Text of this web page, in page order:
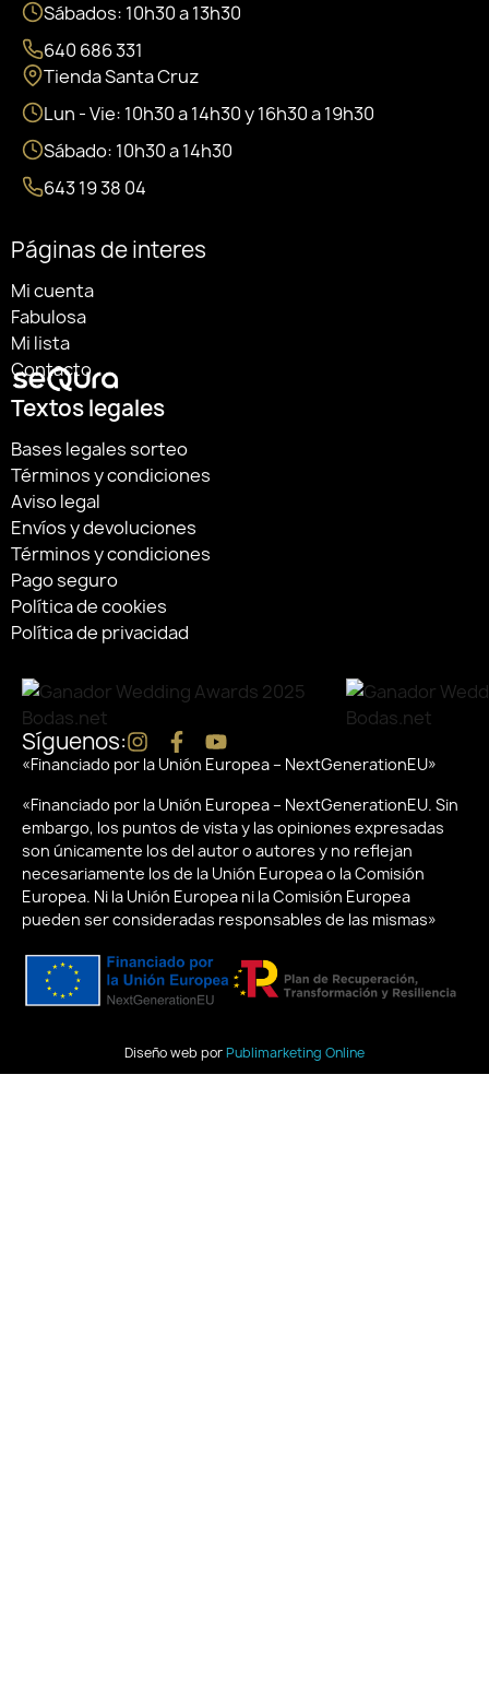
Sábados: 10h30 a 13h30
640 686 331
Tienda Santa Cruz
Lun - Vie: 10h30 a 14h30 y 16h30 a 19h30
Sábado: 10h30 a 14h30
643 19 38 04
Páginas de interes
Mi cuenta
Fabulosa
Mi lista
Contacto
Textos legales
Bases legales sorteo
Términos y condiciones
Aviso legal
Envíos y devoluciones
Términos y condiciones
Pago seguro
Política de cookies
Política de privacidad
Síguenos:
«Financiado por la Unión Europea – NextGenerationEU»
«Financiado por la Unión Europea – NextGenerationEU. Sin
embargo, los puntos de vista y las opiniones expresadas
son únicamente los del autor o autores y no reflejan
necesariamente los de la Unión Europea o la Comisión
Europea. Ni la Unión Europea ni la Comisión Europea
pueden ser consideradas responsables de las mismas»
Diseño web porPublimarketing Online